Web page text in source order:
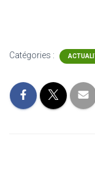
Catégories :